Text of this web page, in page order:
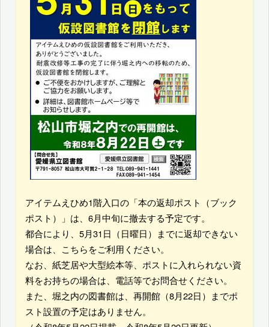
アイテムえひめ1階入口の「本の返却ポスト（ブック
ポスト）」は、6月中旬に撤去する予定です。
都合により、5月31日（日曜日）までに返却できない
場合は、こちらをご利用ください。
なお、紙芝居や大型絵本等、ポストに入れられない資
料をお持ちの場合は、電話等でお問合せください。
また、堀之内の図書館は、再開館（8月22日）までポ
スト設置の予定はありません。